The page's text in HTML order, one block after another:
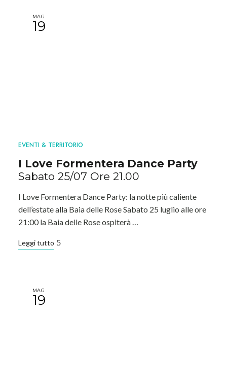
MAG
19
EVENTI & TERRITORIO
I Love Formentera Dance Party
Sabato 25/07 Ore 21.00
I Love Formentera Dance Party: la notte più caliente
dell’estate alla Baia delle Rose Sabato 25 luglio alle ore
21:00 la Baia delle Rose ospiterà …
Leggi tutto
MAG
19